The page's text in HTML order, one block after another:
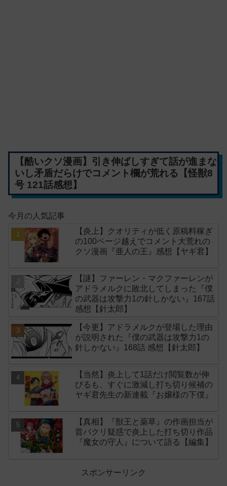
【酷いクソ漫画】引き伸ばしすぎて話が進まな
いし矛盾だらけでコメント欄が荒れる【怪獣8
号 121話感想】
今月の人気記事
【炎上】クオリティが低く原稿料稼ぎ
の100ページ越えでコメント大荒れの
クソ漫画『亜人の王』感想【ヤギ君】
【謎】ファーレン・マクファーレンが
アドラメルクに敗北してしまった『僕
の武器は攻撃力1の針しかない』167話
感想【針太郎】
【今更】アドラメルクが登場した理由
が説明された『僕の武器は攻撃力1の
針しかない』168話 感想【針太郎】
【当然】炎上して1話だけ閲覧数が伸
びるも、すぐに激減し打ち切り候補の
ヤギ君先生の新連載『お嬢様の下僕』
【真相】『獣王と薬草』の作画担当が
昔パクリ疑惑で炎上した打ち切り作品
『魔女の守人』について語る【編集】
スポンサーリンク